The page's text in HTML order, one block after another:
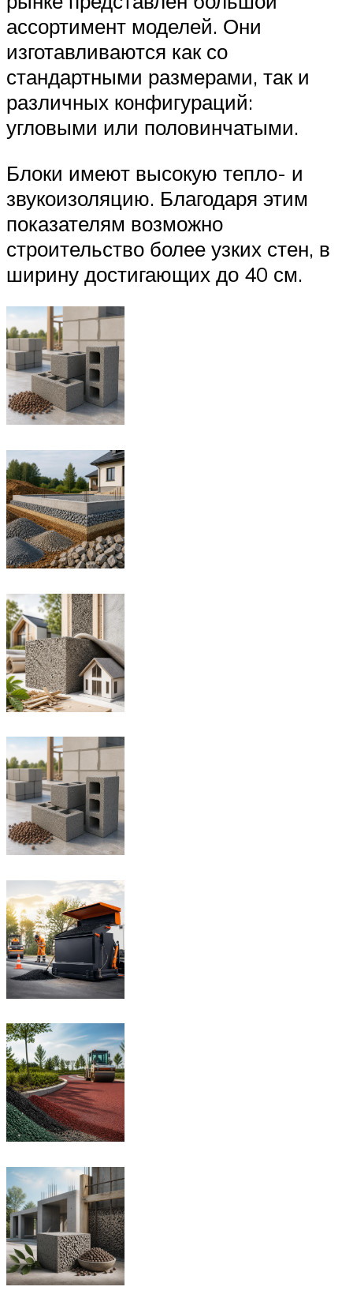
ассортимент моделей. Они
изготавливаются как со
стандартными размерами, так и
различных конфигураций:
угловыми или половинчатыми.
Блоки имеют высокую тепло- и
звукоизоляцию. Благодаря этим
показателям возможно
строительство более узких стен, в
ширину достигающих до 40 см.